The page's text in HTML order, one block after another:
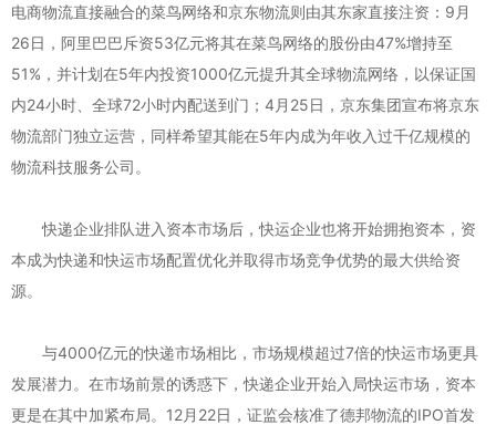
电商物流直接融合的菜鸟网络和京东物流则由其东家直接注资：9月
26日，阿里巴巴斥资53亿元将其在菜鸟网络的股份由47%增持至
51%，并计划在5年内投资1000亿元提升其全球物流网络，以保证国
内24小时、全球72小时内配送到门；4月25日，京东集团宣布将京东
物流部门独立运营，同样希望其能在5年内成为年收入过千亿规模的
物流科技服务公司。
快递企业排队进入资本市场后，快运企业也将开始拥抱资本，资
本成为快递和快运市场配置优化并取得市场竞争优势的最大供给资
源。
与4000亿元的快递市场相比，市场规模超过7倍的快运市场更具
发展潜力。在市场前景的诱惑下，快递企业开始入局快运市场，资本
更是在其中加紧布局。12月22日，证监会核准了德邦物流的IPO首发